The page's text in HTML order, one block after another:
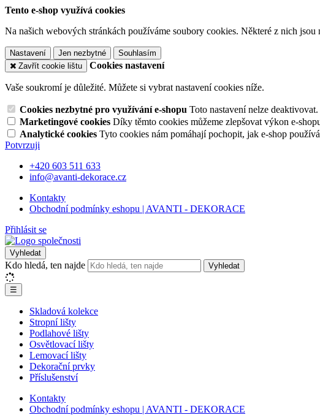
Tento e-shop využívá cookies
Na našich webových stránkách používáme soubory cookies. Některé z nich
Nastavení Jen nezbytné
Souhlasím
Zavřít cookie lištu
Cookies nastavení
Vaše soukromí je důležité. Můžete si vybrat nastavení cookies níže.
Cookies nezbytné pro využívání e-shopu Toto nastavení nelze
Marketingové cookies Díky těmto cookies můžeme zlepšovat výkon e-
Analytické cookies Tyto cookies nám pomáhají pochopit, jak e-shop
Potvrzuji
+420 603 511 633
info@avanti-dekorace.cz
Kontakty
Obchodní podmínky eshopu | AVANTI - DEKORACE
Přihlásit se
Vyhledat
Kdo hledá, ten najde Vyhledat
☰
Skladová kolekce
Stropní lišty
Podlahové lišty
Osvětlovací lišty
Lemovací lišty
Dekorační prvky
Příslušenství
Kontakty
Obchodní podmínky eshopu | AVANTI - DEKORACE